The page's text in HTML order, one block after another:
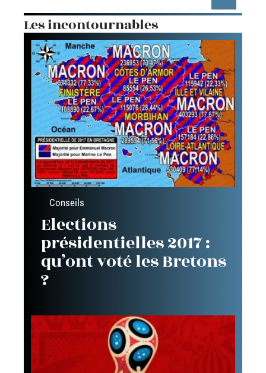
Les incontournables
Conseils
Elections
présidentielles 2017 :
qu’ont voté les Bretons
?